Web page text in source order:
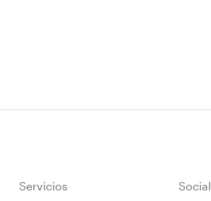
Servicios Social